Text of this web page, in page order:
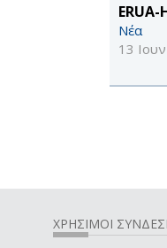
Νέα
13
ΧΡΗΣΙΜΟΙ